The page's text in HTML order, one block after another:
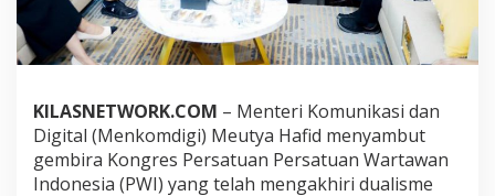
g
r
e
W
I
:
A
KILASNETWORK.COM – Menteri Komunikasi dan
Digital (Menkomdigi) Meutya Hafid menyambut
gembira Kongres Persatuan Persatuan Wartawan
Indonesia (PWI) yang telah mengakhiri dualisme